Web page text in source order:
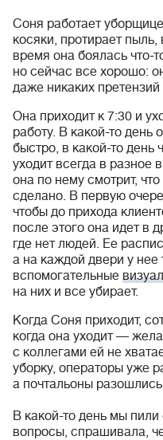
Соня работает
косяки, протирает
время она боялась что-
но сейчас все хорошо:
даже никаких претензий
Она приходит к 7:30 и
работу. В какой-то день
быстро, в какой-то день
уходит всегда в разное
она по нему смотрит,
сделано. В первую
чтобы до прихода
после этого она идет в
где нет людей. Ее
а на каждой двери у нее
вспомогательные
на них и все убирает.
Когда Соня приходит,
когда она уходит —
с коллегами ей не
уборку, операторы уже
а почтальоны
В какой-то день мы
вопросы, спрашивала,